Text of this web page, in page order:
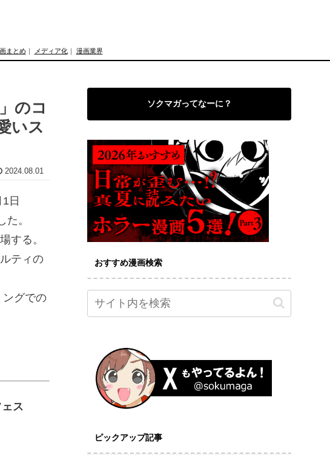
まとめ｜ メディア化｜ 漫画業界
のコ
いス
2024.08.01
日
。
する。
ティの
グでの
ス
ソクマガってなーに？
おすすめ漫画検索
ピックアップ記事